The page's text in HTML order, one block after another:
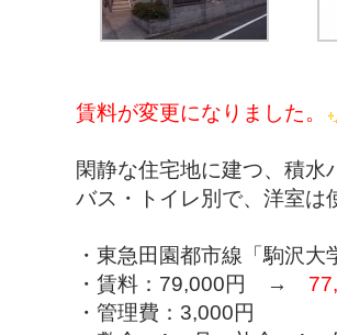
賃料が変更になりました。
閑静な住宅地に建つ、積
バス・トイレ別で、洋室は
・東急田園都市線「駒沢
・賃料：79,000円 →
・管理費：3,000円